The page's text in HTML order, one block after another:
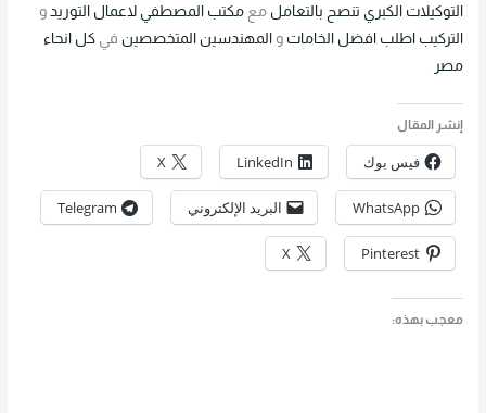
التوكيلات الكبري تنصح بالتعاملمعمكتب المصطفيلاعمال التوريدو
التركيب اطلب افضل الخاماتو المهندسين المتخصصين فيكل انحاء
مصر
إنشر المقال
فيس بوك LinkedIn
X
WhatsApp البريد الإلكتروني Telegram
Pinterest
X
معجب بهذه: